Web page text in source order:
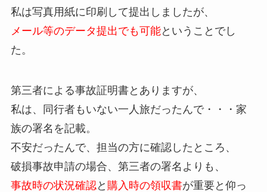
私は写真用紙に印刷して提出しましたが、
メール等のデータ提出でも可能ということでし
た。
第三者による事故証明書とありますが、
私は、同行者もいない一人旅だったんで・・・家
族の署名を記載。
不安だったんで、担当の方に確認したところ、
破損事故申請の場合、第三者の署名よりも、
事故時の状況確認と 購入時の領収書が重要と仰っ